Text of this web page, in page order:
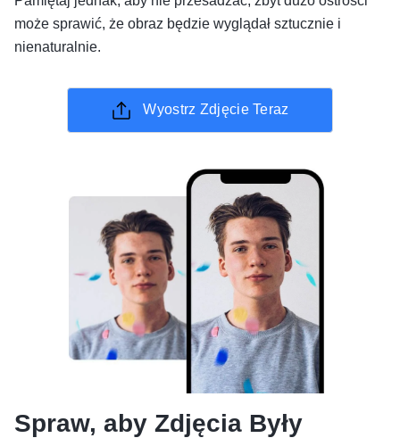
może sprawić, że obraz będzie wyglądał sztucznie i
nienaturalnie.
Wyostrz Zdjęcie Teraz
Spraw, aby Zdjęcia Były